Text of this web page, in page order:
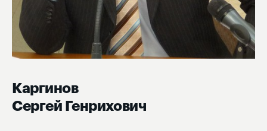
Каргинов
Сергей Генрихович